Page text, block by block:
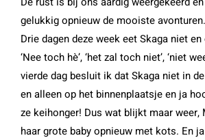
gelukkig opnieuw de mooiste
Drie dagen deze week eet Skaga niet
‘Nee toch hè’, ‘het zal toch niet’, ‘niet
vierde dag besluit ik dat Skaga niet in
en alleen op het binnenplaatsje en ja
ze keihonger! Dus wat blijkt maar weer,
haar grote baby opnieuw met kots. En